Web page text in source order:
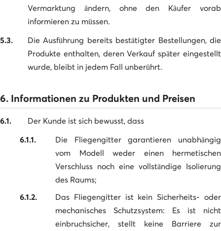
Vermarktung ändern, ohne den Käufer vorab
informieren zu müssen.
5.3.
Die Ausführung bereits bestätigter Bestellungen, die
Produkte enthalten, deren Verkauf später eingestellt
wurde, bleibt in jedem Fall unberührt.
6. Informationen zu Produkten und Preisen
6.1.
Der Kunde ist sich bewusst, dass
6.1.1.
Die Fliegengitter garantieren unabhängig
vom Modell weder einen hermetischen
Verschluss noch eine vollständige Isolierung
des Raums;
6.1.2.
Das Fliegengitter ist kein Sicherheits- oder
mechanisches Schutzsystem: Es ist nicht
einbruchsicher, stellt keine Barriere zur